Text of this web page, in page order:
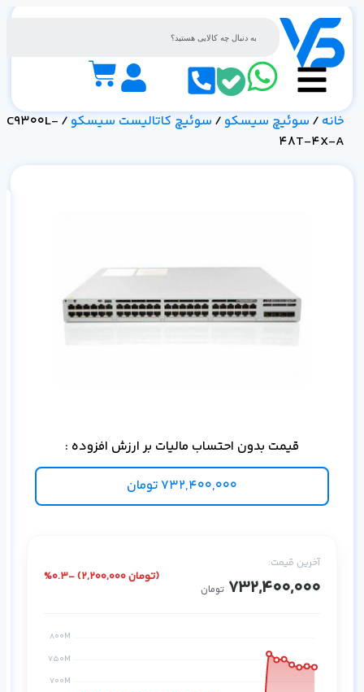
خانه / سوئیچ سیسکو/ سوئیچ کاتالیست سیسکو
/ C9300L-
48T-4X-A
قیمت بدون احتساب مالیات بر ارزش افزوده :
732,400,000 تومان
آخرین قیمت:
732,400,000 تومان
%0.3- (2,200,000 تومان)